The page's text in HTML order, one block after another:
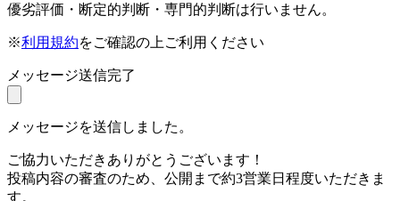
優劣評価・断定的判断・専門的判断は行いません。
※利用規約をご確認の上ご利用ください
メッセージ送信完了
メッセージを送信しました。
ご協力いただきありがとうございます！
投稿内容の審査のため、公開まで約3営業日程度いただきま
す。